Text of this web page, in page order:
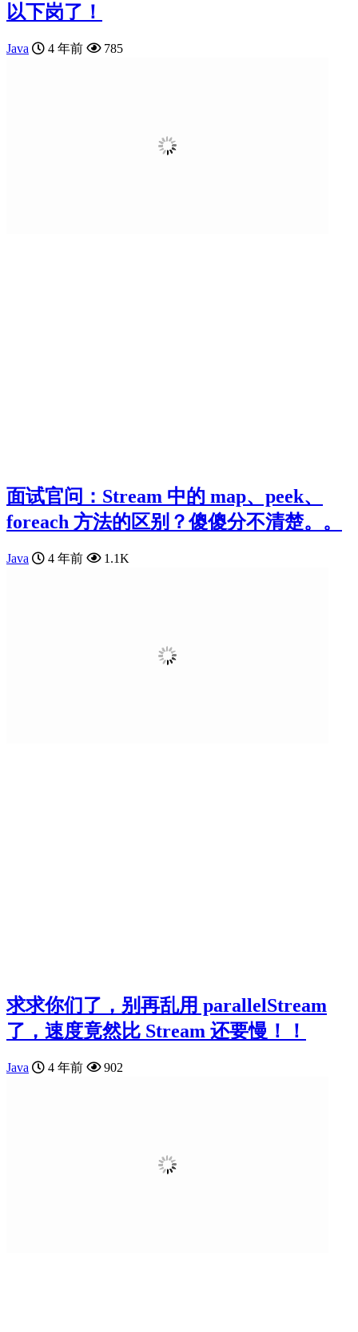
以下岗了！
Java 4 年前 785
面试官问：Stream 中的 map、peek、
foreach 方法的区别？傻傻分不清楚。。
Java 4 年前 1.1K
求求你们了，别再乱用 parallelStream
了，速度竟然比 Stream 还要慢！！
Java 4 年前 902